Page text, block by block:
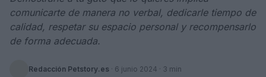
comunicarte de manera no verbal, dedicarle tiempo de
calidad, respetar su espacio personal y recompensarlo
de forma adecuada.
Redacción Petstory.es · 6 junio 2024 · 3 min